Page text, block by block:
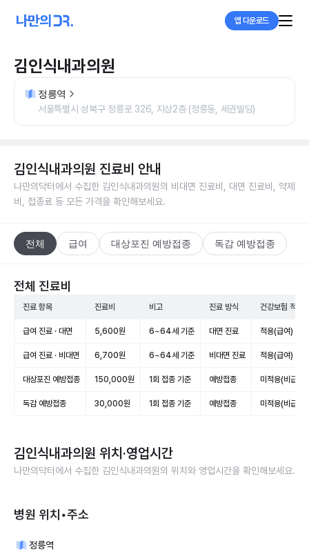
앱 다운로드
김인식내과의원
정릉역
서울특별시 성북구 정릉로 326, 지상2층 (정릉동, 세권빌딩)
김인식내과의원 진료비 안내
나만의닥터에서 수집한 김인식내과의원의 비대면 진료비, 대면 진료비, 약제
비, 접종료 등 모든 가격을 확인해보세요.
전체 급여 대상포진 예방접종 독감 예방접종
전체 진료비
진료 항목 진료비 비고 진료 방식 건강보험 적용
급여 진료 · 대면 5,600원 6~64세 기준 대면 진료 적용(급여)
급여 진료 · 비대면 6,700원 6~64세 기준 비대면 진료 적용(급여)
대상포진 예방접종 150,000원 1회 접종 기준 예방접종 미적용(비급여)
독감 예방접종 30,000원 1회 접종 기준 예방접종 미적용(비급여)
김인식내과의원 위치·영업시간
나만의닥터에서 수집한 김인식내과의원의 위치와 영업시간을 확인해보세요.
병원 위치•주소
정릉역